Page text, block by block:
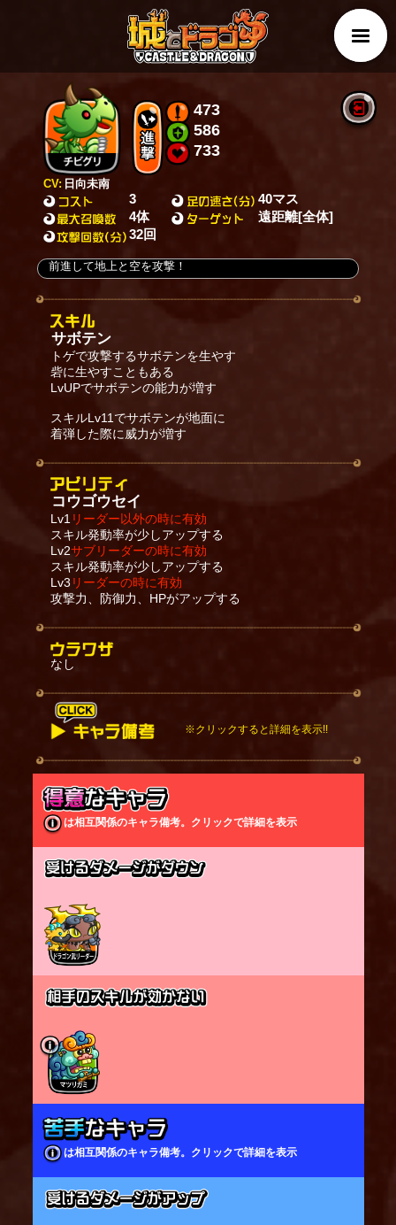
CV: 日向未南
473
586
733
3
4体
32回
40マス
遠距離[全体]
前進して地上と空を攻撃！
サボテン
トゲで攻撃するサボテンを生やす
砦に生やすこともある
LvUPでサボテンの能力が増す
スキルLv11でサボテンが地面に
着弾した際に威力が増す
コウゴウセイ
Lv1 リーダー以外の時に有効
スキル発動率が少しアップする
Lv2サブリーダーの時に有効
スキル発動率が少しアップする
Lv3リーダーの時に有効
攻撃力、防御力、HPがアップする
なし
※クリックすると詳細を表示!!
攻撃時にスキルを発動する。
スキルが発動すると、味方が占拠している砦か敵に
向かってサボテンを発射する。
砦を最優先で狙い、次に大型キャラを優先して狙
う。
以降コストが高いキャラを優先して狙う。
剣士は狙われづらい。
砦を狙ってサボテンを発射すると、砦にサボテンを
生やし、砦への攻撃を肩代わりする。
※砦を攻撃できないキャラクターも砦サボテンに攻
砦サボテンが壊れてから、一定時間内は再度砦にサ
敵を狙ってサボテンを発射すると、
狙った敵の近くにサボテンが着弾し、地面からサボ
テンを生やす。
メージを与える。
どちらのサボテンも範囲内の地空の敵を攻撃する。
で生やすことができる。
は相互関係のキャラ備考。クリックで詳細を表示
は相互関係のキャラ備考。クリックで詳細を表示